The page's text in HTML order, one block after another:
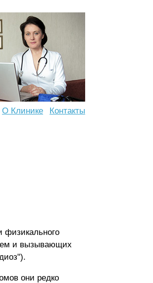
О Клинике Контакты
физикального
и вызывающих
они редко